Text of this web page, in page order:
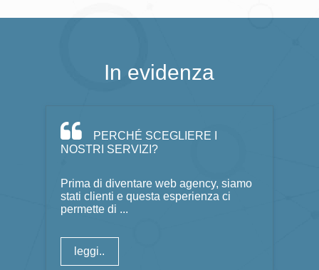
In evidenza
PERCHÉ SCEGLIERE I
NOSTRI SERVIZI?
Prima di diventare web agency, siamo
stati clienti e questa esperienza ci
permette di ...
leggi..